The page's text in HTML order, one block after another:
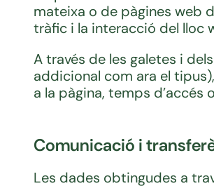
mateixa o de pàgines web
tràfic i la interacció del lloc
A través de les galetes i
addicional com ara el
a la pàgina, temps d’accés
Comunicació i
Les dades obtingudes a